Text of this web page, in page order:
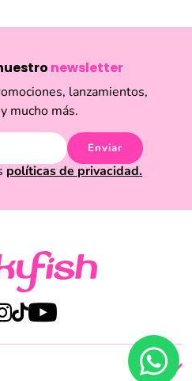
newsletter
lanzamientos,
mucho más.
Enviar
políticas de privacidad.